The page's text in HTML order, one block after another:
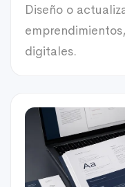
Diseño o
digitales.